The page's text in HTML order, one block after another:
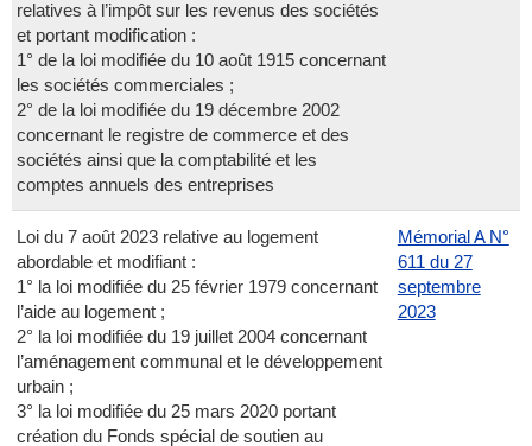
relatives à l’impôt sur les revenus des sociétés
et portant modification :
1° de la loi modifiée du 10 août 1915 concernant
les sociétés commerciales ;
2° de la loi modifiée du 19 décembre 2002
concernant le registre de commerce et des
sociétés ainsi que la comptabilité et les
comptes annuels des entreprises
Loi du 7 août 2023 relative au logement
abordable et modifiant :
1° la loi modifiée du 25 février 1979 concernant
l’aide au logement ;
2° la loi modifiée du 19 juillet 2004 concernant
l’aménagement communal et le développement
urbain ;
3° la loi modifiée du 25 mars 2020 portant
création du Fonds spécial de soutien au
Mémorial A N°
611 du 27
septembre
2023